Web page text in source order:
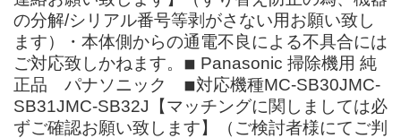
の分解/シリアル番号等剥がさない用お願い致し
ます）・本体側からの通電不良による不具合には
ご対応致しかねます。◾︎ Panasonic 掃除機用 純
正品 パナソニック ◾︎対応機種MC-SB30JMC-
SB31JMC-SB32J【マッチングに関しましては必
ずご確認お願い致します】（ご検討者様にてご判